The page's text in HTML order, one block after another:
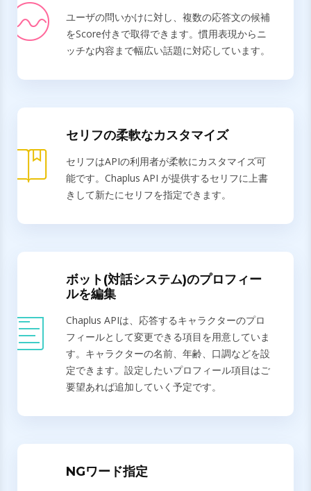
ユーザの問いかけに対し、複数の応答文の候補
をScore付きで取得できます。慣用表現からニ
ッチな内容まで幅広い話題に対応しています。
セリフの柔軟なカスタマイズ
セリフはAPIの利用者が柔軟にカスタマイズ可
能です。Chaplus API が提供するセリフに上書
きして新たにセリフを指定できます。
ボット(対話システム)のプロフィー
ルを編集
Chaplus APIは、応答するキャラクターのプロ
フィールとして変更できる項目を用意していま
す。キャラクターの名前、年齢、口調などを設
定できます。設定したいプロフィール項目はご
要望あれば追加していく予定です。
NGワード指定